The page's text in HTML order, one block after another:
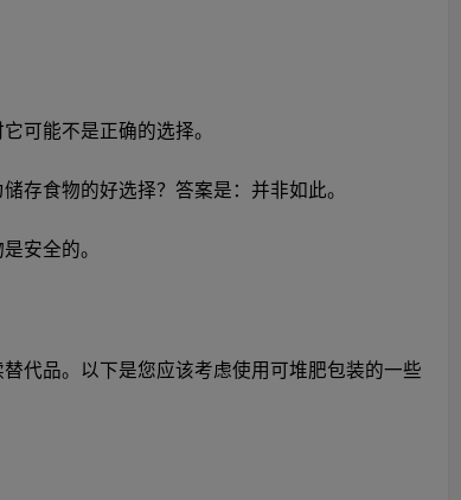
可能不是正确的选择。
存食物的好选择？答案是：并非如此。
安全的。
代品。以下是您应该考虑使用可堆肥包装的一些